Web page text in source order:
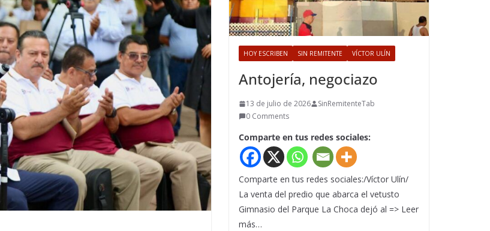
HOY ESCRIBEN SIN REMITENTE VÍCTOR ULÍN
Antojería, negociazo
13 de julio de 2026
SinRemitenteTab
0 Comments
Comparte en tus redes sociales:
Comparte en tus redes sociales:/Víctor Ulín/
La venta del predio que abarca el vetusto
Gimnasio del Parque La Choca dejó al => Leer
más…